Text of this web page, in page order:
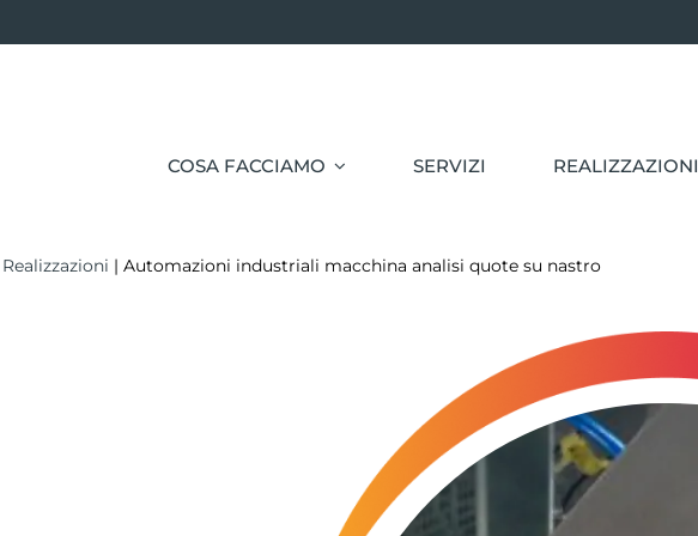
COSA FACCIAMO SERVIZI REALIZZAZIONI
Realizzazioni | Automazioni industriali macchina analisi quote su nastro